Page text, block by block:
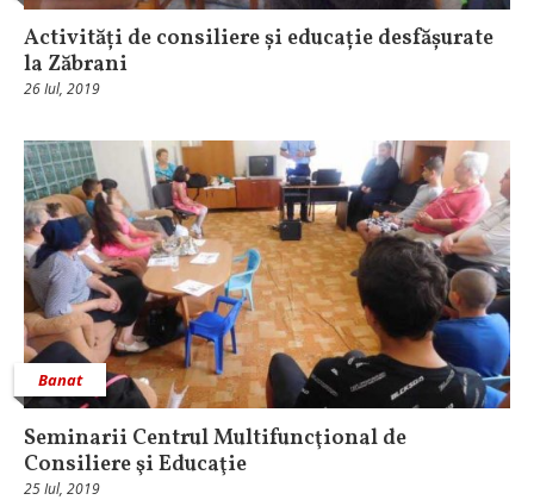
Activități de consiliere și educație desfășurate
la Zăbrani
26 Iul, 2019
Banat
Seminarii Centrul Multifuncţional de
Consiliere şi Educaţie
25 Iul, 2019